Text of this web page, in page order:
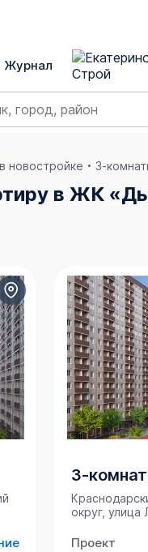
Журнал
новостройке 3-
в ЖК
3-
округ, улица
Проект